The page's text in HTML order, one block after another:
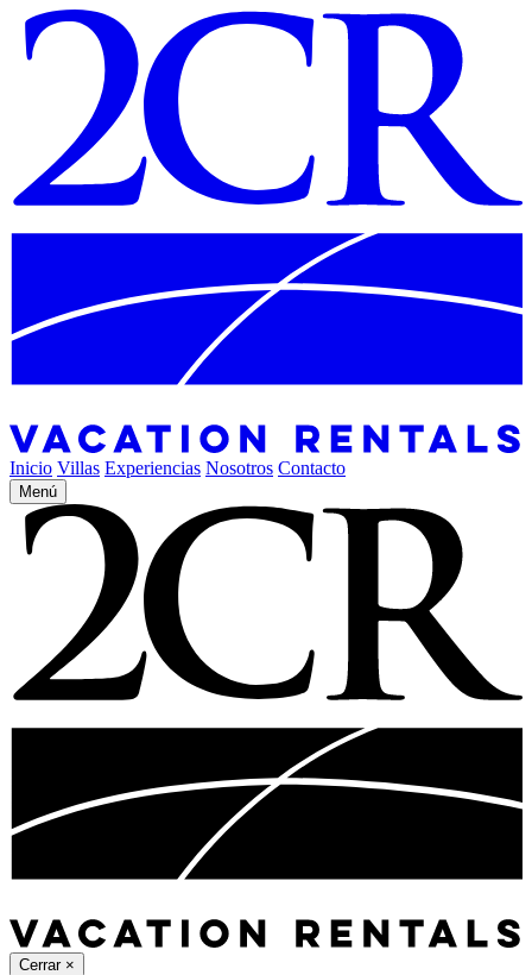
Inicio Villas Experiencias Nosotros Contacto
Menú
Cerrar ×